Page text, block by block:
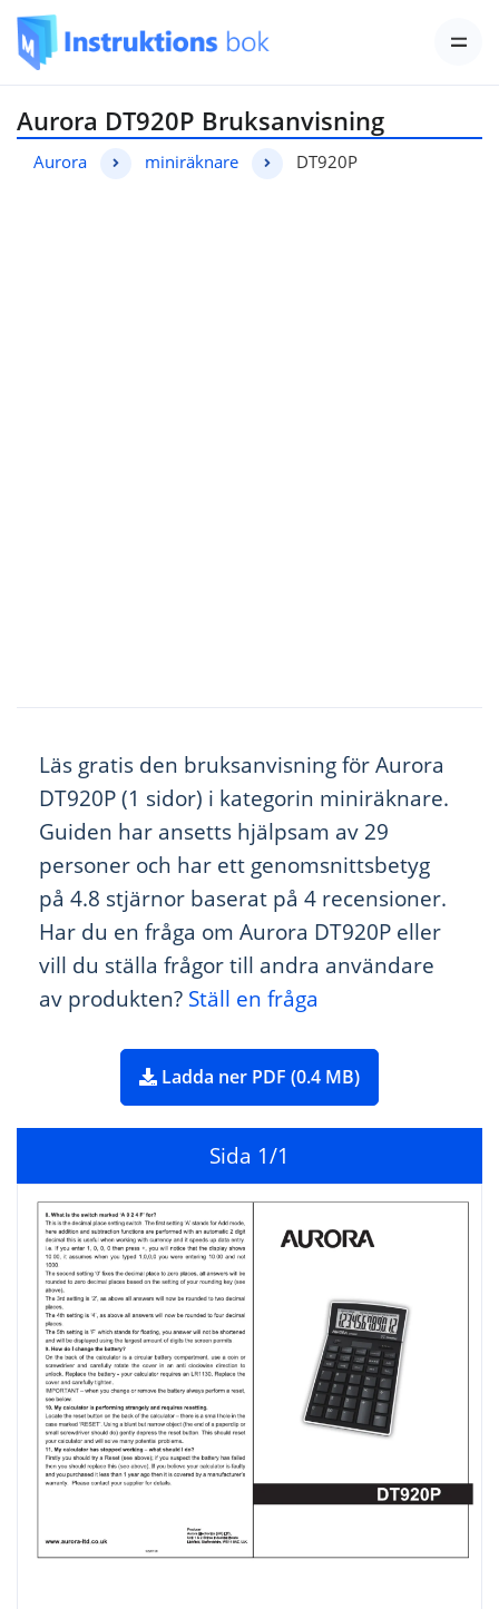
Aurora DT920P Bruksanvisning
Aurora miniräknare DT920P
Läs gratis den bruksanvisning för Aurora
DT920P (1 sidor) i kategorin miniräknare.
Guiden har ansetts hjälpsam av 29
personer och har ett genomsnittsbetyg
på 4.8 stjärnor baserat på 4 recensioner.
Har du en fråga om Aurora DT920P eller
vill du ställa frågor till andra användare
av produkten? Ställ en fråga
Ladda ner PDF (0.4 MB)
Sida 1/1